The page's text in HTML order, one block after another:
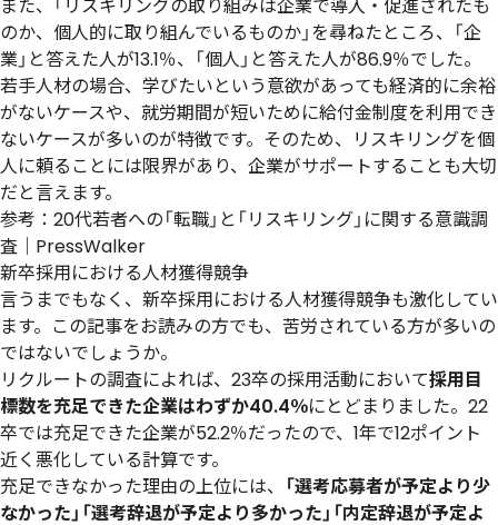
また、「リスキリングの取り組みは企業で導入・促進されたも
のか、個人的に取り組んでいるものか」を尋ねたところ、「企
業」と答えた人が13.1％、「個人」と答えた人が86.9％でした。
若手人材の場合、学びたいという意欲があっても経済的に余裕
がないケースや、就労期間が短いために給付金制度を利用でき
ないケースが多いのが特徴です。そのため、リスキリングを個
人に頼ることには限界があり、企業がサポートすることも大切
だと言えます。
参考： 20代若者への「転職」と「リスキリング」に関する意識調
査｜PressWalker
新卒採用における人材獲得競争
言うまでもなく、新卒採用における人材獲得競争も激化してい
ます。この記事をお読みの方でも、苦労されている方が多いの
ではないでしょうか。
リクルートの調査によれば、23卒の採用活動において採用目
標数を充足できた企業はわずか40.4％にとどまりました。22
卒では充足できた企業が52.2％だったので、1年で12ポイント
近く悪化している計算です。
充足できなかった理由の上位には、 「選考応募者が予定より少
なかった」「選考辞退が予定より多かった」「内定辞退が予定よ